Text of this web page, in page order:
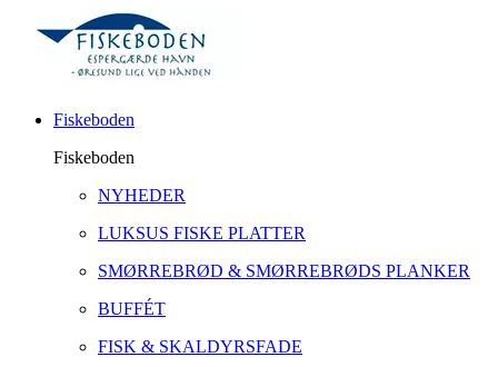
Fiskeboden
Fiskeboden
NYHEDER
LUKSUS FISKE PLATTER
SMØRREBRØD & SMØRREBRØDS PLANKER
BUFFÉT
FISK & SKALDYRSFADE